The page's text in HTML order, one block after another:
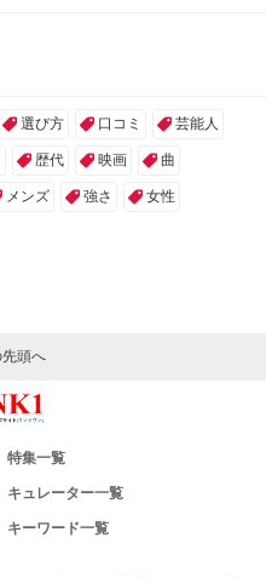
選び方 口コミ 芸能人
歴代 映画 曲
メンズ 強さ 女性
頭へ
特集一覧
キュレーター一覧
キーワード一覧